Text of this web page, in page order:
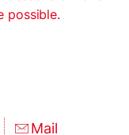
possible.
Mail